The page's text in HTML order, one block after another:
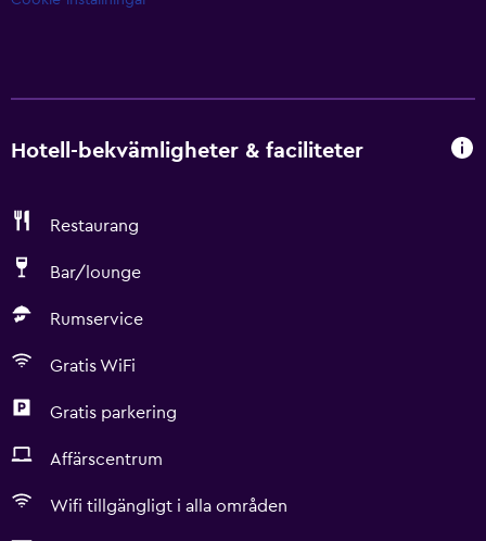
Hotell-bekvämligheter & faciliteter
Restaurang
Bar/lounge
Rumservice
Gratis WiFi
Gratis parkering
Affärscentrum
Wifi tillgängligt i alla områden